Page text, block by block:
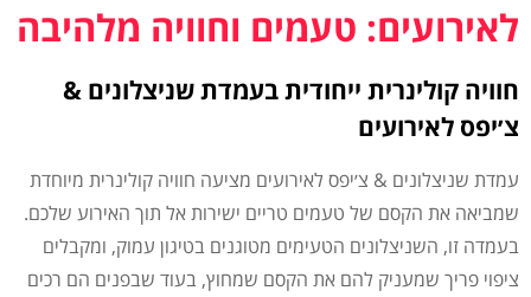
לאירועים: טעמים וחוויה מלהיבה
חוויה קולינרית ייחודית בעמדת שניצלונים &
צ׳יפס לאירועים
עמדת שניצלונים & צ׳יפס לאירועים מציעה חוויה קולינרית מיוחדת
שמביאה את הקסם של טעמים טריים ישירות אל תוך האירוע שלכם.
בעמדה זו, השניצלונים הטעימים מטוגנים בטיגון עמוק, ומקבלים
ציפוי פריך שמעניק להם את הקסם שמחוץ, בעוד שבפנים הם רכים